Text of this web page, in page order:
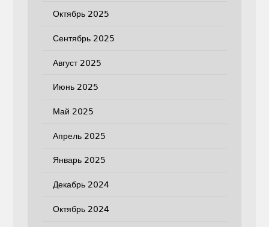
Октябрь 2025
Сентябрь 2025
Август 2025
Июнь 2025
Май 2025
Апрель 2025
Январь 2025
Декабрь 2024
Октябрь 2024